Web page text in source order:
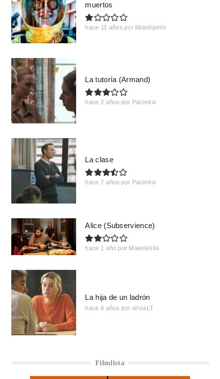
muertos
hace 11 años por Mierdipelis
La tutoría (Armand)
hace 2 años por Palomiix
La clase
hace 7 años por Palomiix
Alice (Subservience)
hace 1 año por Makelelillo
La hija de un ladrón
hace 6 años por silviaLT
Filmlista